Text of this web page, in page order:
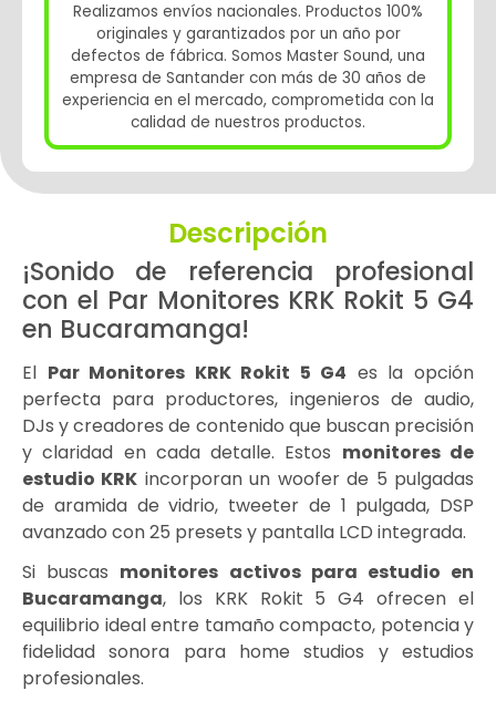
Realizamos envíos nacionales. Productos 100%
originales y garantizados por un año por
defectos de fábrica. Somos Master Sound, una
empresa de Santander con más de 30 años de
experiencia en el mercado, comprometida con la
calidad de nuestros productos.
Descripción
¡Sonido de referencia profesional
con el Par Monitores KRK Rokit 5 G4
en Bucaramanga!
El Par Monitores KRK Rokit 5 G4 es la opción
perfecta para productores, ingenieros de audio,
DJs y creadores de contenido que buscan precisión
y claridad en cada detalle. Estos monitores de
estudio KRK incorporan un woofer de 5 pulgadas
de aramida de vidrio, tweeter de 1 pulgada, DSP
avanzado con 25 presets y pantalla LCD integrada.
Si buscas monitores activos para estudio en
Bucaramanga, los KRK Rokit 5 G4 ofrecen el
equilibrio ideal entre tamaño compacto, potencia y
fidelidad sonora para home studios y estudios
profesionales.